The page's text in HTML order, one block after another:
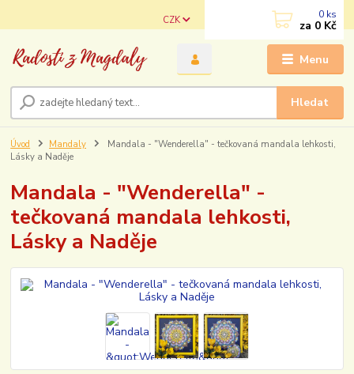
Menu
CZK
Hledat
0 ks
za 0 Kč
Úvod Mandaly
Mandala - "Wenderella" - tečkovaná mandala lehkosti,
Lásky a Naděje
Mandala - "Wenderella" -
tečkovaná mandala lehkosti,
Lásky a Naděje